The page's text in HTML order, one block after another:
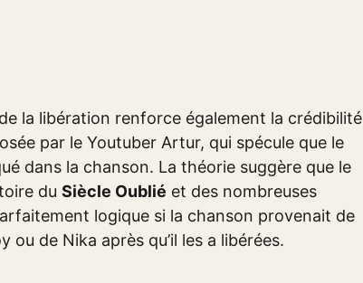
la libération renforce également la crédibilité
par le Youtuber Artur, qui spécule que le
dans la chanson. La théorie suggère que le
du Siècle Oublié et des nombreuses
logique si la chanson provenait de
de Nika après qu’il les a libérées.